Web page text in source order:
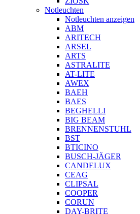
Notleuchten
Notleuchten anzeigen
ABM
ARITECH
ARSEL
ARTS
ASTRALITE
AT-LITE
AWEX
BAEH
BAES
BEGHELLI
BIG BEAM
BRENNENSTUHL
BST
BTICINO
BUSCH-JÄGER
CANDELUX
CEAG
CLIPSAL
COOPER
CORUN
DAY-BRITE